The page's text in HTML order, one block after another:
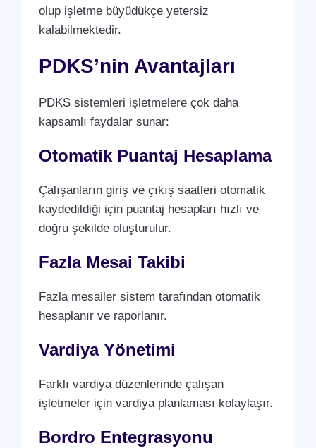
olup işletme büyüdükçe yetersiz
kalabilmektedir.
PDKS’nin Avantajları
PDKS sistemleri işletmelere çok daha
kapsamlı faydalar sunar:
Otomatik Puantaj Hesaplama
Çalışanların giriş ve çıkış saatleri otomatik
kaydedildiği için puantaj hesapları hızlı ve
doğru şekilde oluşturulur.
Fazla Mesai Takibi
Fazla mesailer sistem tarafından otomatik
hesaplanır ve raporlanır.
Vardiya Yönetimi
Farklı vardiya düzenlerinde çalışan
işletmeler için vardiya planlaması kolaylaşır.
Bordro Entegrasyonu